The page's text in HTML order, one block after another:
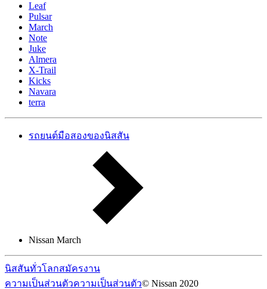
Leaf
Pulsar
March
Note
Juke
Almera
X-Trail
Kicks
Navara
terra
รถยนต์มือสองของนิสสัน
Nissan March
นิสสันทั่วโลกสมัครงาน
ความเป็นส่วนตัวความเป็นส่วนตัว© Nissan 2020